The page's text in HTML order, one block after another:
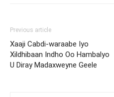
Previous article
Xaaji Cabdi-waraabe Iyo
Xildhibaan Indho Oo Hambalyo
U Diray Madaxweyne Geele